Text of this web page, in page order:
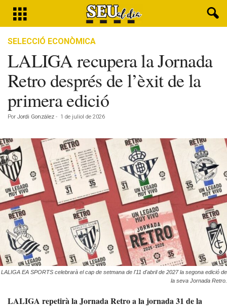
SELECCIÓ ECONÒMICA
LALIGA recupera la Jornada
Retro després de l’èxit de la
primera edició
Por Jordi González - 1 de juliol de 2026
LALIGA EA SPORTS celebrarà el cap de setmana de l'11 d'abril de 2027 la segona edició de
la seva Jornada Retro.
LALIGA repetirà la Jornada Retro a la jornada 31 de la